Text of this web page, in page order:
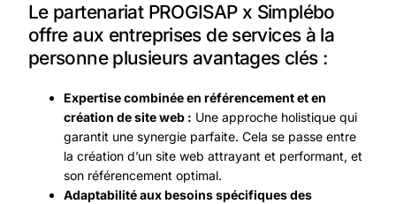
Le partenariat PROGISAP x Simplébo
offre aux entreprises de services à la
personne plusieurs avantages clés :
Expertise combinée en référencement et en
création de site web : Une approche holistique qui
garantit une synergie parfaite. Cela se passe entre
la création d’un site web attrayant et performant, et
son référencement optimal.
Adaptabilité aux besoins spécifiques des